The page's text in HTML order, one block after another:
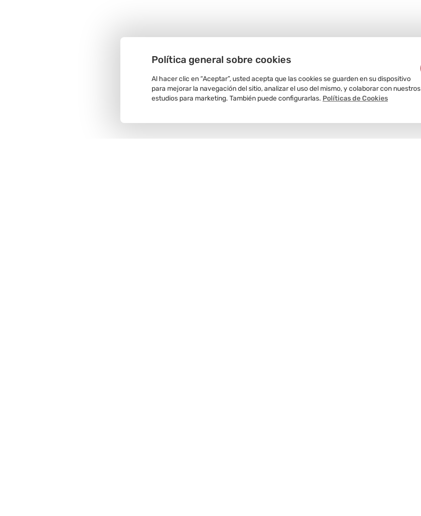
Política general sobre cookies
Al hacer clic en “Aceptar”, usted acepta que las cookies se guarden en su dispositivo
para mejorar la navegación del sitio, analizar el uso del mismo, y colaborar con nuestros
estudios para marketing. También puede configurarlas. Políticas de Cookies